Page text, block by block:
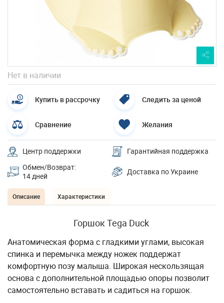
Нет в наличии
Купить в рассрочку Следить за ценой
Сравнение Желания
Центр поддержки
Гарантийная поддержка
Обмен/Возврат:
14 дней
Доставка по Украине
Описание Характеристики
Горшок Tega Duck
Анатомическая форма с гладкими углами, высокая
спинка и перемычка между ножек поддержат
комфортную позу малыша. Широкая нескользящая
основа с дополнительной площадью опоры позволит
самостоятельно вставать и садиться на горшок.